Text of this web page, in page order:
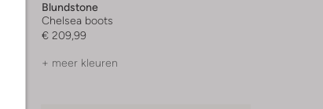
Blundstone
Chelsea boots
€ 209,99
+ meer kleuren